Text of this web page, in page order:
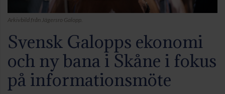
Arkivbild från Jägersro Galopp.
Svensk Galopps ekonomi
och ny bana i Skåne i fokus
på informationsmöte